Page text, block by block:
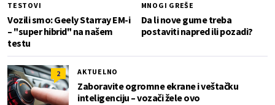
TESTOVI
Vozili smo: Geely Starray EM-i
– "super hibrid" na našem
testu
MNOGI GREŠE
Da li nove gume treba
postaviti napred ili pozadi?
2 AKTUELNO
Zaboravite ogromne ekrane i veštačku
inteligenciju – vozači žele ovo